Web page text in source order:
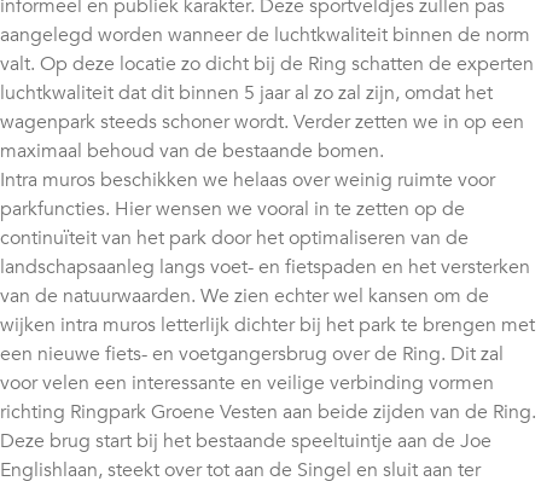
informeel én publiek karakter. Deze sportveldjes zullen pas
aangelegd worden wanneer de luchtkwaliteit binnen de norm
valt. Op deze locatie zo dicht bij de Ring schatten de experten
luchtkwaliteit dat dit binnen 5 jaar al zo zal zijn, omdat het
wagenpark steeds schoner wordt. Verder zetten we in op een
maximaal behoud van de bestaande bomen.
Intra muros beschikken we helaas over weinig ruimte voor
parkfuncties. Hier wensen we vooral in te zetten op de
continuïteit van het park door het optimaliseren van de
landschapsaanleg langs voet- en fietspaden en het versterken
van de natuurwaarden. We zien echter wel kansen om de
wijken intra muros letterlijk dichter bij het park te brengen met
een nieuwe fiets- en voetgangersbrug over de Ring. Dit zal
voor velen een interessante en veilige verbinding vormen
richting Ringpark Groene Vesten aan beide zijden van de Ring.
Deze brug start bij het bestaande speeltuintje aan de Joe
Englishlaan, steekt over tot aan de Singel en sluit aan ter